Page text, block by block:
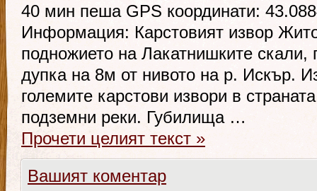
40 мин пеша GPS координати:
Информация: Карстовият извор
подножието на Лакатнишките
дупка на 8м от нивото на р. Искър.
големите карстови извори в
подземни реки. Губилища …
Прочети целият текст »
Вашият коментар